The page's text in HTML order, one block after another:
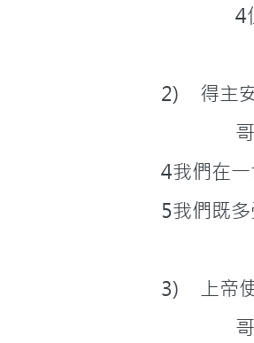
2)    得主
4我們在
5我們既
3)    上帝